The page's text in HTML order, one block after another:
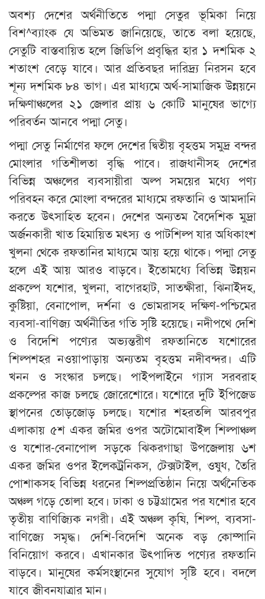
অবশ্য দেশের অর্থনীতিতে পদ্মা সেতুর ভূমিকা নিয়ে
বিশ^ব্যাংক যে অভিমত জানিয়েছে, তাতে বলা হয়েছে,
সেতুটি বাস্তবায়িত হলে জিডিপি প্রবৃদ্ধির হার ১ দশমিক ২
শতাংশ বেড়ে যাবে। আর প্রতিবছর দারিদ্র্য নিরসন হবে
শূন্য দশমিক ৮৪ ভাগ। এর মাধ্যমে অর্থ-সামাজিক উন্নয়নে
দক্ষিণাঞ্চলের ২১ জেলার প্রায় ৬ কোটি মানুষের ভাগ্যে
পরিবর্তন আনবে পদ্মা সেতু।
পদ্মা সেতু নির্মাণের ফলে দেশের দ্বিতীয় বৃহত্তম সমুদ্র বন্দর
মোংলার গতিশীলতা বৃদ্ধি পাবে। রাজধানীসহ দেশের
বিভিন্ন অঞ্চলের ব্যবসায়ীরা অল্প সময়ের মধ্যে পণ্য
পরিবহন করে মোংলা বন্দরের মাধ্যমে রফতানি ও আমদানি
করতে উৎসাহিত হবেন। দেশের অন্যতম বৈদেশিক মুদ্রা
অর্জনকারী খাত হিমায়িত মৎস্য ও পাটশিল্প যার অধিকাংশ
খুলনা থেকে রফতানির মাধ্যমে আয় হয়ে থাকে। পদ্মা সেতু
হলে এই আয় আরও বাড়বে। ইতোমধ্যে বিভিন্ন উন্নয়ন
প্রকল্পে যশোর, খুলনা, বাগেরহাট, সাতক্ষীরা, ঝিনাইদহ,
কুষ্টিয়া, বেনাপোল, দর্শনা ও ভোমরাসহ দক্ষিণ-পশ্চিমের
ব্যবসা-বাণিজ্য অর্থনীতির গতি সৃষ্টি হয়েছে। নদীপথে দেশি
ও বিদেশি পণ্যের অভ্যন্তরীণ রফতানিতে যশোরের
শিল্পশহর নওয়াপাড়ায় অন্যতম বৃহত্তম নদীবন্দর। এটি
খনন ও সংস্কার চলছে। পাইপলাইনে গ্যাস সরবরাহ
প্রকল্পের কাজ চলছে জোরেশোরে। যশোরে দুটি ইপিজেড
স্থাপনের তোড়জোড় চলছে। যশোর শহরতলি আরবপুর
এলাকায় ৫শ একর জমির ওপর অটোমোবাইল শিল্পাঞ্চল
ও যশোর-বেনাপোল সড়কে ঝিকরগাছা উপজেলায় ৬শ
একর জমির ওপর ইলেকট্রনিকস, টেক্সটাইল, ওষুধ, তৈরি
পোশাকসহ বিভিন্ন ধরনের শিল্পপ্রতিষ্ঠান নিয়ে অর্থনৈতিক
অঞ্চল গড়ে তোলা হবে। ঢাকা ও চট্টগ্রামের পর যশোর হবে
তৃতীয় বাণিজ্যিক নগরী। এই অঞ্চল কৃষি, শিল্প, ব্যবসা-
বাণিজ্যে সমৃদ্ধ। দেশি-বিদেশি অনেক বড় কোম্পানি
বিনিয়োগ করবে। এখানকার উৎপাদিত পণ্যের রফতানি
বাড়বে। মানুষের কর্মসংস্থানের সুযোগ সৃষ্টি হবে। বদলে
যাবে জীবনযাত্রার মান।